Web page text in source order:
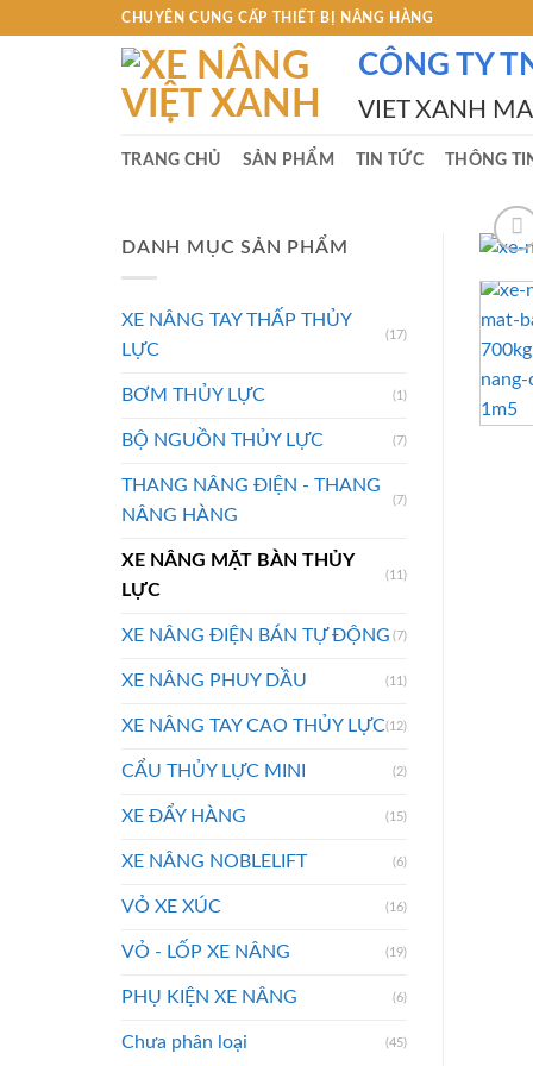
CHUYÊN CUNG CẤP THIẾT BỊ NÂNG HÀNG
CÔNG TY
VIET XANH
TRANG CHỦ SẢN PHẨM TIN TỨC THÔNG
DANH MỤC SẢN PHẨM
XE NÂNG TAY THẤP THỦY
LỰC
(17)
BƠM THỦY LỰC (1)
BỘ NGUỒN THỦY LỰC (7)
THANG NÂNG ĐIỆN - THANG
NÂNG HÀNG
(7)
XE NÂNG MẶT BÀN THỦY
LỰC
(11)
XE NÂNG ĐIỆN BÁN TỰ ĐỘNG (7)
XE NÂNG PHUY DẦU (11)
XE NÂNG TAY CAO THỦY LỰC(12)
CẨU THỦY LỰC MINI (2)
XE ĐẨY HÀNG (15)
XE NÂNG NOBLELIFT (6)
VỎ XE XÚC (16)
VỎ - LỐP XE NÂNG (19)
PHỤ KIỆN XE NÂNG (6)
Chưa phân loại (45)